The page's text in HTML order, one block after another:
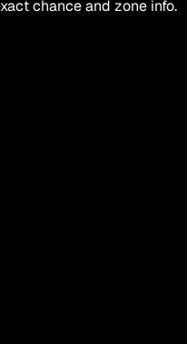
chance and zone info.